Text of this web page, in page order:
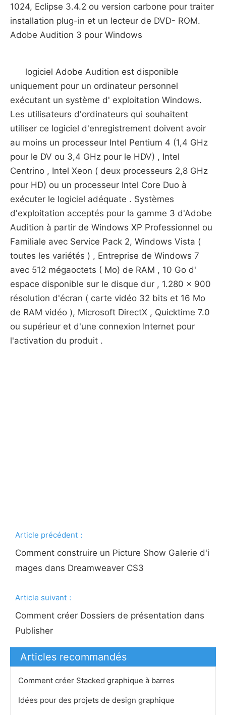
1024, Eclipse 3.4.2 ou version carbone pour traiter
installation plug-in et un lecteur de DVD- ROM.
Adobe Audition 3 pour Windows
logiciel Adobe Audition est disponible
uniquement pour un ordinateur personnel
exécutant un système d' exploitation Windows.
Les utilisateurs d'ordinateurs qui souhaitent
utiliser ce logiciel d'enregistrement doivent avoir
au moins un processeur Intel Pentium 4 (1,4 GHz
pour le DV ou 3,4 GHz pour le HDV) , Intel
Centrino , Intel Xeon ( deux processeurs 2,8 GHz
pour HD) ou un processeur Intel Core Duo à
exécuter le logiciel adéquate . Systèmes
d'exploitation acceptés pour la gamme 3 d'Adobe
Audition à partir de Windows XP Professionnel ou
Familiale avec Service Pack 2, Windows Vista (
toutes les variétés ) , Entreprise de Windows 7
avec 512 mégaoctets ( Mo) de RAM , 10 Go d'
espace disponible sur le disque dur , 1.280 x 900
résolution d'écran ( carte vidéo 32 bits et 16 Mo
de RAM vidéo ), Microsoft DirectX , Quicktime 7.0
ou supérieur et d'une connexion Internet pour
l'activation du produit .
Article précédent：
Comment construire un Picture Show Galerie d'i
mages dans Dreamweaver CS3
Article suivant：
Comment créer Dossiers de présentation dans
Publisher
Articles recommandés
Comment créer Stacked graphique à barres
Idées pour des projets de design graphique